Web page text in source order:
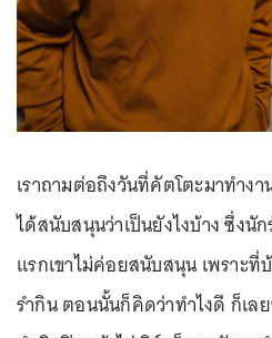
เราถามต่อถึงวันที่คัตโตะมาทำง
ได้สนับสนุนว่าเป็นยังไงบ้าง ซึ่งนั
แรกเขาไม่ค่อยสนับสนุน เพราะ
รำกิน ตอนนั้นก็คิดว่าทำไงดี ก็เล